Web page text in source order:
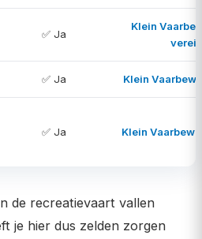
✅ Ja
Klein
✅ Ja Klein
✅ Ja Klein
de recreatievaart vallen
je hier dus zelden zorgen